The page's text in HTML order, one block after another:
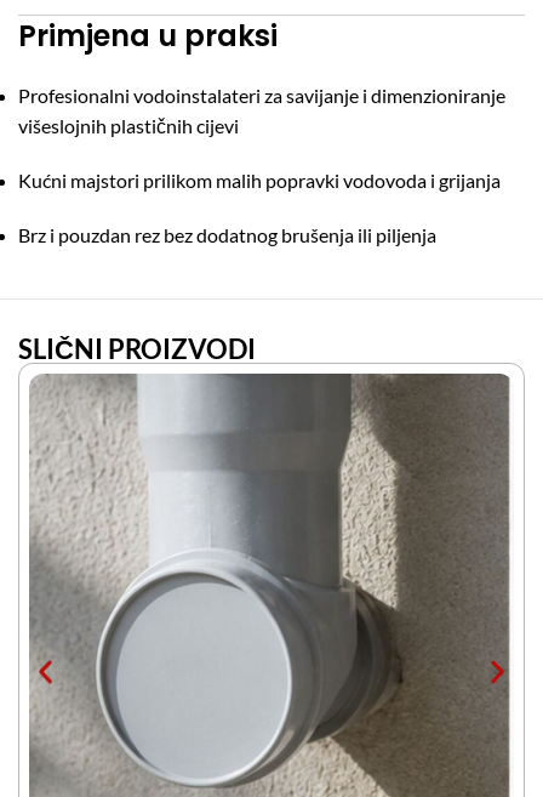
Primjena u praksi
Profesionalni vodoinstalateri za savijanje i dimenzioniranje
višeslojnih plastičnih cijevi
Kućni majstori prilikom malih popravki vodovoda i grijanja
Brz i pouzdan rez bez dodatnog brušenja ili piljenja
SLIČNI PROIZVODI